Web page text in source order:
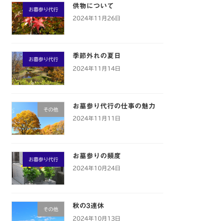
お墓参り代行 供物について
2024年11月26日
お墓参り代行 季節外れの夏日
2024年11月14日
その他 お墓参り代行の仕事の魅力
2024年11月11日
お墓参り代行 お墓参りの頻度
2024年10月24日
その他 秋の3連休
2024年10月13日